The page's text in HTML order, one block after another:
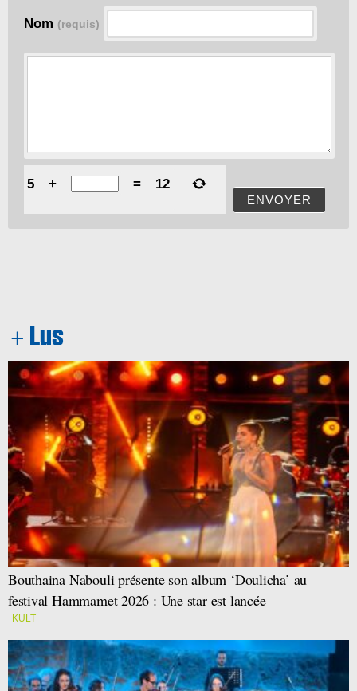
Nom (requis)
ENVOYER
5 + = 12
Bouthaina Nabouli présente son album ‘Doulicha’ au
festival Hammamet 2026 : Une star est lancée
KULT